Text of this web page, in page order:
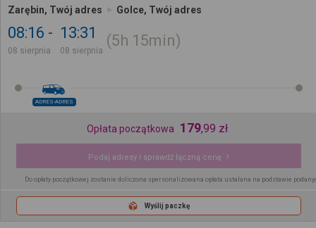
Zarębin, Twój adres Golce, Twój adres
08:16
08 sierpnia
13:31
08 sierpnia
5h 15min
ADRES-ADRES
Opłata początkowa 179,99 zł
Podaj adresy i sprawdź łączną cenę
Do opłaty początkowej zostanie doliczona spersonalizowana opłata ustalana na podstawie
Wyślij paczkę